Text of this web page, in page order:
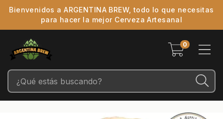
Bienvenidos a ARGENTINA BREW, todo lo que necesitas
para hacer la mejor Cerveza Artesanal
0